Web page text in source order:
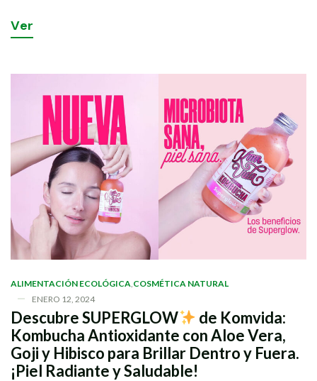
Ver
ALIMENTACIÓN ECOLÓGICA COSMÉTICA NATURAL
ENERO 12, 2024
Descubre SUPERGLOW
de Komvida:
Kombucha Antioxidante con Aloe Vera,
Goji y Hibisco para Brillar Dentro y Fuera.
¡Piel Radiante y Saludable!